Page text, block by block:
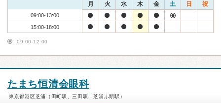
月 火 水 木 金 土 日 祝
09:00-13:00
15:00-18:00
09:00-12:00
たまち恒清会眼科
東京都港区芝浦（田町駅、三田駅、芝浦ふ頭駅）